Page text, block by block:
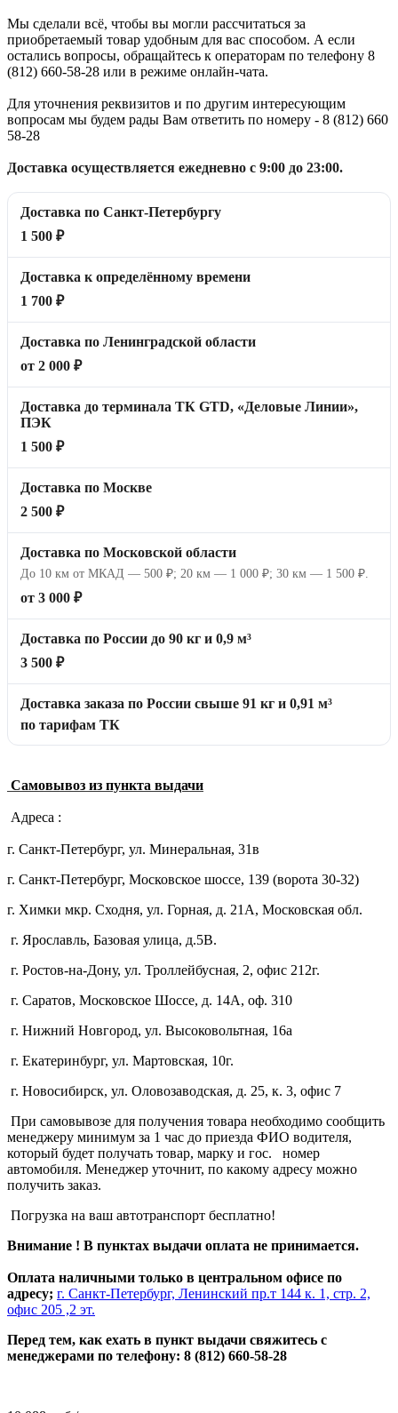
Мы сделали всё, чтобы вы могли рассчитаться за
приобретаемый товар удобным для вас способом. А если
остались вопросы, обращайтесь к операторам по телефону 8
(812) 660-58-28 или в режиме онлайн-чата.
Для уточнения реквизитов и по другим интересующим
вопросам мы будем рады Вам ответить по номеру - 8 (812) 660
58-28
Доставка осуществляется ежедневно с 9:00 до 23:00.
Доставка по Санкт-Петербургу
1 500 ₽
Доставка к определённому времени
1 700 ₽
Доставка по Ленинградской области
от 2 000 ₽
Доставка до терминала ТК GTD, «Деловые Линии»,
ПЭК
1 500 ₽
Доставка по Москве
2 500 ₽
Доставка по Московской области
До 10 км от МКАД — 500 ₽; 20 км — 1 000 ₽; 30 км — 1 500 ₽.
от 3 000 ₽
Доставка по России до 90 кг и 0,9 м³
3 500 ₽
Доставка заказа по России свыше 91 кг и 0,91 м³
по тарифам ТК
Самовывоз из пункта выдачи
Адреса :
г. Санкт-Петербург, ул. Минеральная, 31в
г. Санкт-Петербург, Московское шоссе, 139 (ворота 30-32)
г. Химки мкр. Сходня, ул. Горная, д. 21А, Московская обл.
г. Ярославль, Базовая улица, д.5В.
г. Ростов-на-Дону, ул. Троллейбусная, 2, офис 212г.
г. Саратов, Московское Шоссе, д. 14А, оф. 310
г. Нижний Новгород, ул. Высоковольтная, 16а
г. Екатеринбург, ул. Мартовская, 10г.
г. Новосибирск, ул. Оловозаводская, д. 25, к. 3, офис 7
При самовывозе для получения товара необходимо сообщить
менеджеру минимум за 1 час до приезда ФИО водителя,
который будет получать товар, марку и гос. номер
автомобиля. Менеджер уточнит, по какому адресу можно
получить заказ.
Погрузка на ваш автотранспорт бесплатно!
Внимание ! В пунктах выдачи оплата не принимается.
Оплата наличными только в центральном офисе по
адресу; г. Санкт-Петербург, Ленинский пр.т 144 к. 1, стр. 2,
офис 205 ,2 эт.
Перед тем, как ехать в пункт выдачи свяжитесь с
менеджерами по телефону: 8 (812) 660-58-28